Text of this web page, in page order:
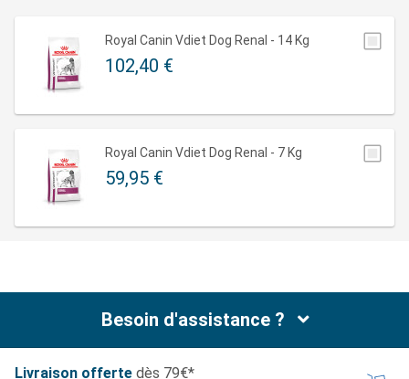
Royal Canin Vdiet Dog Renal - 14 Kg
102,40 €
Royal Canin Vdiet Dog Renal - 7 Kg
59,95 €
Besoin d'assistance ?
Livraison offerte dès 79€*